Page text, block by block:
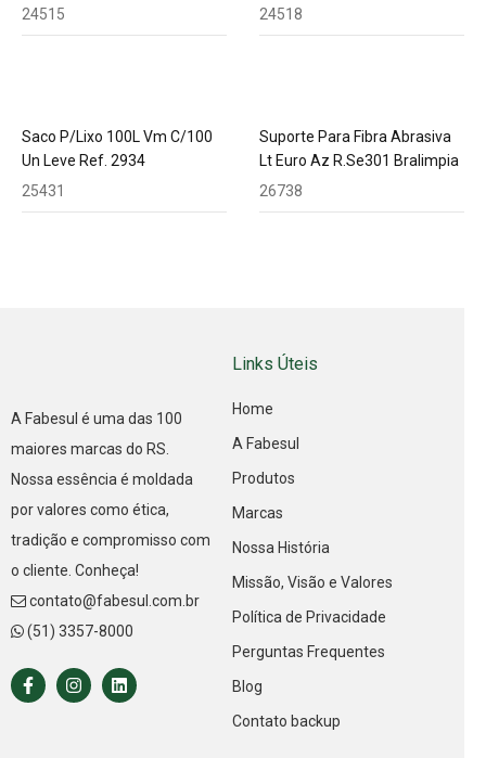
24515
24518
Saco P/Lixo 100L Vm C/100
Un Leve Ref. 2934
25431
Suporte Para Fibra Abrasiva
Lt Euro Az R.Se301 Bralimpia
26738
A Fabesul é uma das 100
maiores marcas do RS.
Nossa essência é moldada
por valores como ética,
tradição e compromisso com
o cliente. Conheça!
contato@fabesul.com.br
(51) 3357-8000
Links Úteis
Home
A Fabesul
Produtos
Marcas
Nossa História
Missão, Visão e Valores
Política de Privacidade
Perguntas Frequentes
Blog
Contato backup